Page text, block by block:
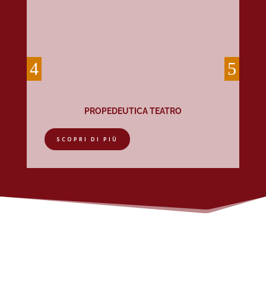
PROPEDEUTICA TEATRO
SCOPRI DI PIÙ